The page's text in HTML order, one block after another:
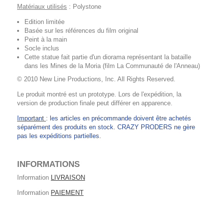
Matériaux utilisés : Polystone
Edition limitée
Basée sur les références du film original
Peint à la main
Socle inclus
Cette statue fait partie d'un diorama représentant la bataille
dans les Mines de la Moria (film La Communauté de l'Anneau)
© 2010 New Line Productions, Inc. All Rights Reserved.
Le produit montré est un prototype. Lors de l'expédition, la
version de production finale peut différer en apparence.
Important : les articles en précommande doivent être achetés
séparément des produits en stock. CRAZY PRODERS ne gère
pas les expéditions partielles.
INFORMATIONS
Information LIVRAISON
Information PAIEMENT